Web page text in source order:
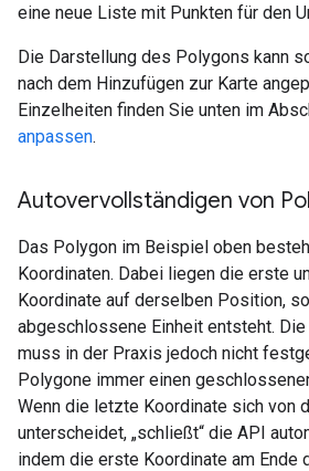
eine neue Liste mit Punkten für den
Die Darstellung des Polygons kann
nach dem Hinzufügen zur Karte
Einzelheiten finden Sie unten im
anpassen.
Autovervollständigen von
Das Polygon im Beispiel oben
Koordinaten. Dabei liegen die erste
Koordinate auf derselben Position,
abgeschlossene Einheit entsteht.
muss in der Praxis jedoch nicht
Polygone immer einen
Wenn die letzte Koordinate sich von
unterscheidet, „schließt“ die API
indem die erste Koordinate am Ende